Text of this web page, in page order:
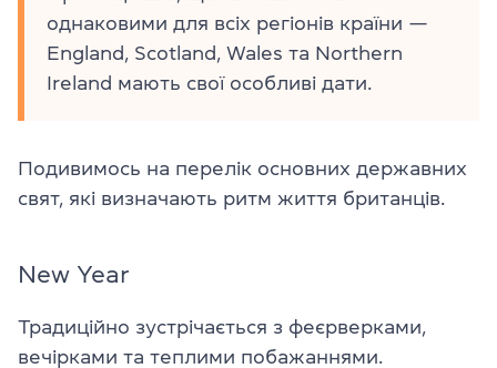
однаковими для всіх регіонів країни —
England, Scotland, Wales та Northern
Ireland мають свої особливі дати.
Подивимось на перелік основних державних
свят, які визначають ритм життя британців.
New Year
Традиційно зустрічається з феєрверками,
вечірками та теплими побажаннями.